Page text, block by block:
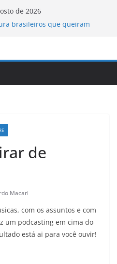
de 2026
brasileiros que queiram
assinam protocolo sobre a
de
Macari
com os assuntos e com
um podcasting em cima do
está ai para você ouvir!